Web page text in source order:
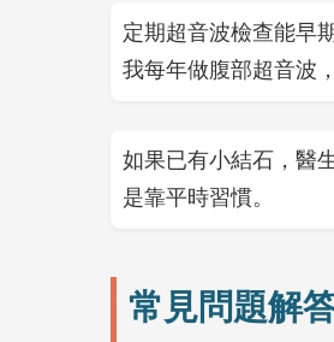
定期超音波檢查能早
我每年做腹部超音波
如果已有小結石，醫
是靠平時習慣。
常見問題解